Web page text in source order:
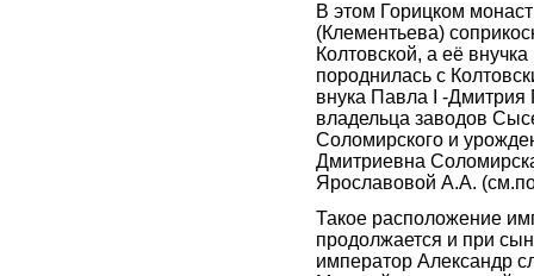
В этом Горицком
(Клементьева)
Колтовской, а её
породнилась с
внука Павла I -Дмитрия
владельца заводов
Соломирского и
Дмитриевна
Ярославовой А.А.
Такое расположение
продолжается и при
император Александр